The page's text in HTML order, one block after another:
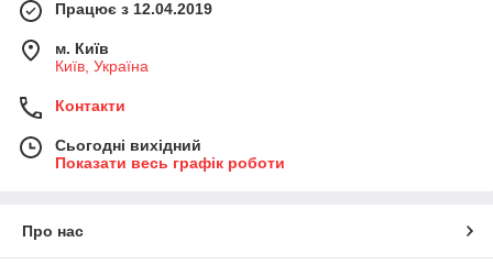
Працює з 12.04.2019
м. Київ
Київ, Україна
Контакти
Сьогодні вихідний
Показати весь графік роботи
Про нас